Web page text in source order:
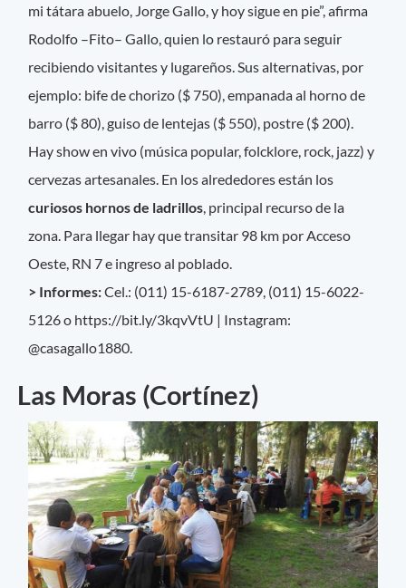
mi tátara abuelo, Jorge Gallo, y hoy sigue en pie”, afirma
Rodolfo –Fito– Gallo, quien lo restauró para seguir
recibiendo visitantes y lugareños. Sus alternativas, por
ejemplo: bife de chorizo ($ 750), empanada al horno de
barro ($ 80), guiso de lentejas ($ 550), postre ($ 200).
Hay show en vivo (música popular, folcklore, rock, jazz) y
cervezas artesanales. En los alrededores están los
curiosos hornos de ladrillos, principal recurso de la
zona. Para llegar hay que transitar 98 km por Acceso
Oeste, RN 7 e ingreso al poblado.
> Informes:Cel.: (011) 15-6187-2789, (011) 15-6022-
5126 o https://bit.ly/3kqvVtU | Instagram:
@casagallo1880.
Las Moras (Cortínez)